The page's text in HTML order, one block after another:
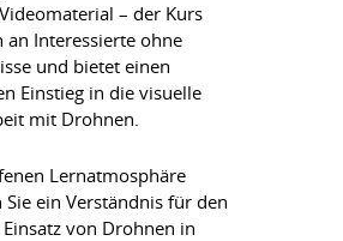
– der Kurs
an Interessierte ohne
und bietet einen
Einstieg in die visuelle
mit Drohnen.
Lernatmosphäre
ein Verständnis für den
von Drohnen in